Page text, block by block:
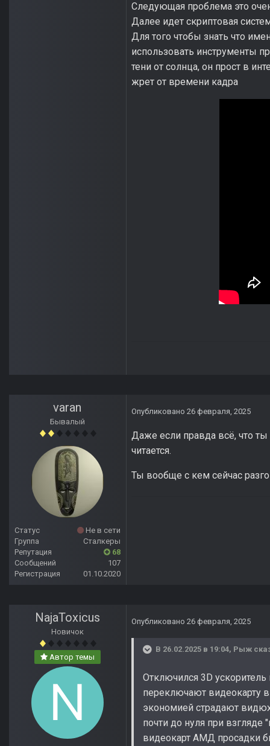
Следующая проблема это
Далее идет скриптовая
Для того чтобы знать что
использовать инструменты
тени от солнца, он прост в
жрет от времени кадра
varan
Бывалый
Статус
Не в сети
Группа
Сталкеры
Репутация
68
Сообщений
107
Регистрация
01.10.2020
Опубликовано 26 февраля, 2025
Даже если правда всё, что ты
читается.
Ты вообще с кем сейчас
NajaToxicus
Новичок
Автор темы
Опубликовано 26 февраля, 2025
В 26.02.2025 в 19:04, Рыж
Отключился 3D
переключают видеокарту
экономией страдают
почти до нуля при взгляде
видеокарт АМД просадки